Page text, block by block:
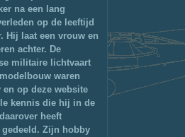
na een lang
op de leeftijd
Hij laat een vrouw en
achter. De
militaire lichtvaart
waren
op deze website
kennis die hij in de
heeft
gedeeld. Zijn hobby